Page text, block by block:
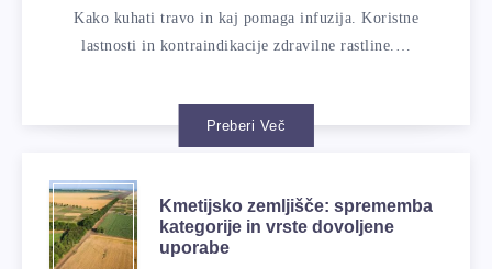
Kako kuhati travo in kaj pomaga infuzija. Koristne
lastnosti in kontraindikacije zdravilne rastline.…
Preberi Več
Kmetijsko zemljišče: sprememba
kategorije in vrste dovoljene
uporabe